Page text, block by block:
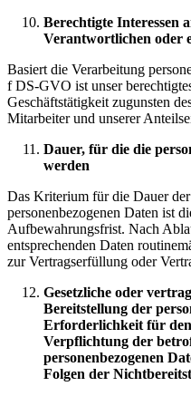
Berechtigte Interessen
Verantwortlichen oder
Basiert die Verarbeitung
f DS-GVO ist unser
Geschäftstätigkeit zugunsten
Mitarbeiter und unserer
Dauer, für die die
werden
Das Kriterium für die Dauer
personenbezogenen Daten ist
Aufbewahrungsfrist. Nach
entsprechenden Daten
zur Vertragserfüllung oder
Gesetzliche oder
Bereitstellung der
Erforderlichkeit für
Verpflichtung der
personenbezogenen
Folgen der